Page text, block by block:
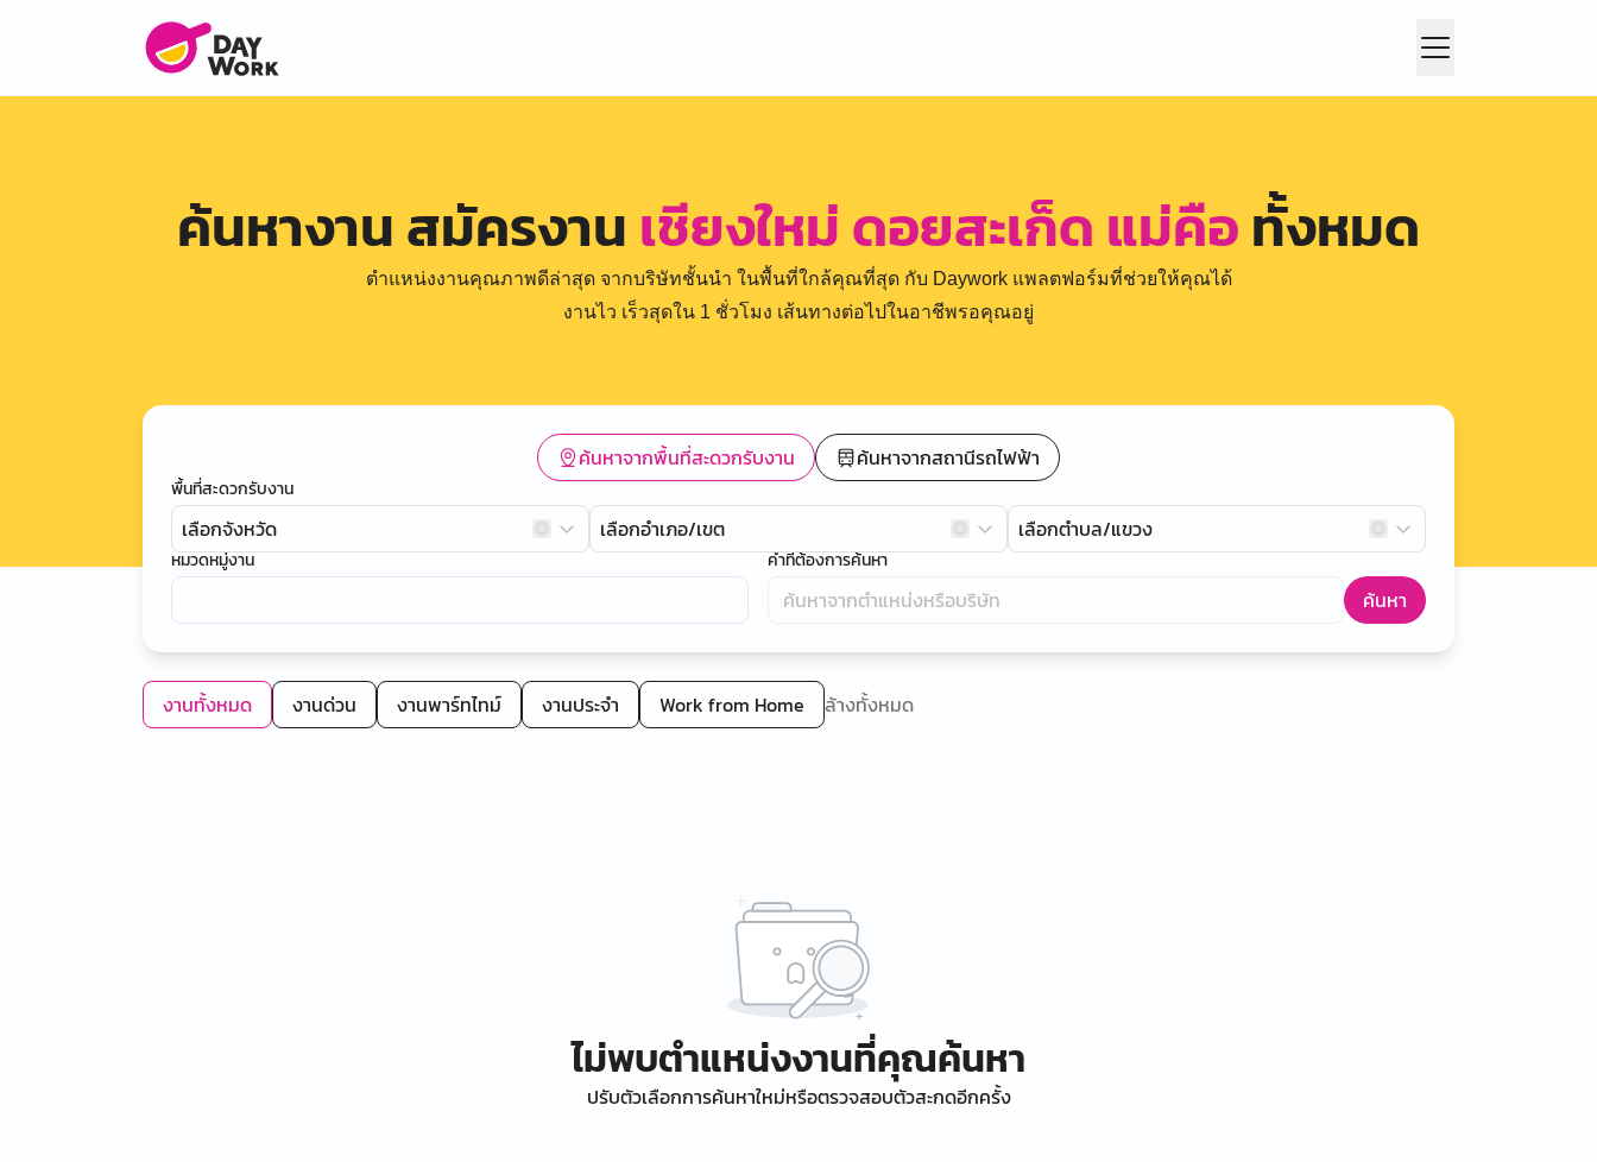
ค้นหางาน สมัครงาน เชียงใหม่ ดอยสะเก็ด แม่คือทั้งหมด
ตำแหน่งงานคุณภาพดีล่าสุด จากบริษัทชั้นนำ ในพื้นที่ใกล้คุณที่สุด กับ Daywork แพลตฟอร์มที่ช่วยให้คุณได้
งานไว เร็วสุดใน 1 ชั่วโมง เส้นทางต่อไปในอาชีพรอคุณอยู่
ค้นหาจากพื้นที่สะดวกรับงาน ค้นหาจากสถานีรถไฟฟ้า
พื้นที่สะดวกรับงาน
เลือกจังหวัด เลือกอำเภอ/เขต เลือกตำบล/แขวง
หมวดหมู่งาน คำที่ต้องการค้นหา
ค้นหา
งานทั้งหมด งานด่วน งานพาร์ทไทม์ งานประจำ Work from Home ล้างทั้งหมด
ไม่พบตำแหน่งงานที่คุณค้นหา
ปรับตัวเลือกการค้นหาใหม่หรือตรวจสอบตัวสะกดอีกครั้ง